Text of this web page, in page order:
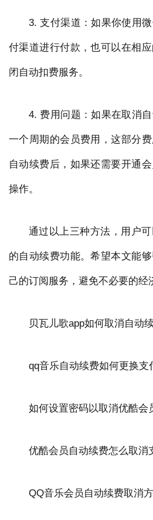
3. 支付渠道：如果你使用
付渠道进行付款，也可以在相
闭自动扣费服务。
4. 费用问题：如果在取消
一个周期的会员费用，这部分
自动续费后，如果还需要开通
操作。
通过以上三种方法，用户
的自动续费功能。希望本文能
己的订阅服务，避免不必要的经
贝瓦儿歌app如何取消自动
qq音乐自动续费如何更换支
如何设置密码以取消优酷会
优酷会员自动续费怎么取消
QQ音乐会员自动续费取消